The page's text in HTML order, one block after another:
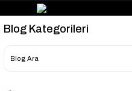
Blog Kategorileri